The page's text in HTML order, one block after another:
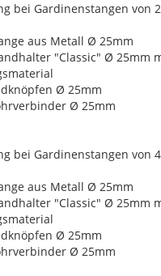
bei Gardinenstangen von
aus Metall Ø 25mm
"Classic" Ø 25mm
Ø 25mm
Ø 25mm
bei Gardinenstangen von
aus Metall Ø 25mm
"Classic" Ø 25mm
Ø 25mm
Ø 25mm